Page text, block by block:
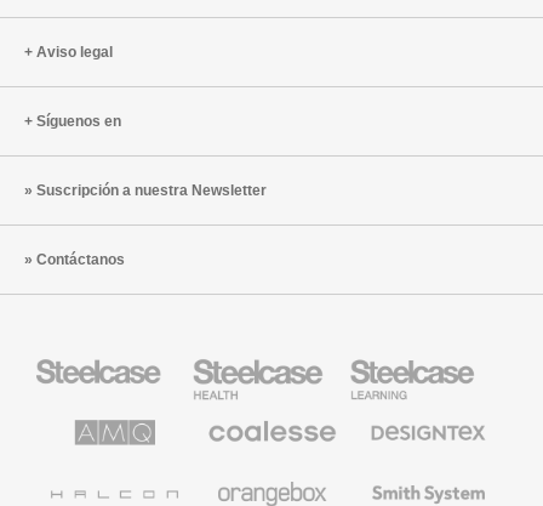
Aviso legal
Síguenos en
Suscripción a nuestra Newsletter
Contáctanos
Steelcase
para
sanidad
Steelcase
para
educación
Steelcase
Solutions
premium
System